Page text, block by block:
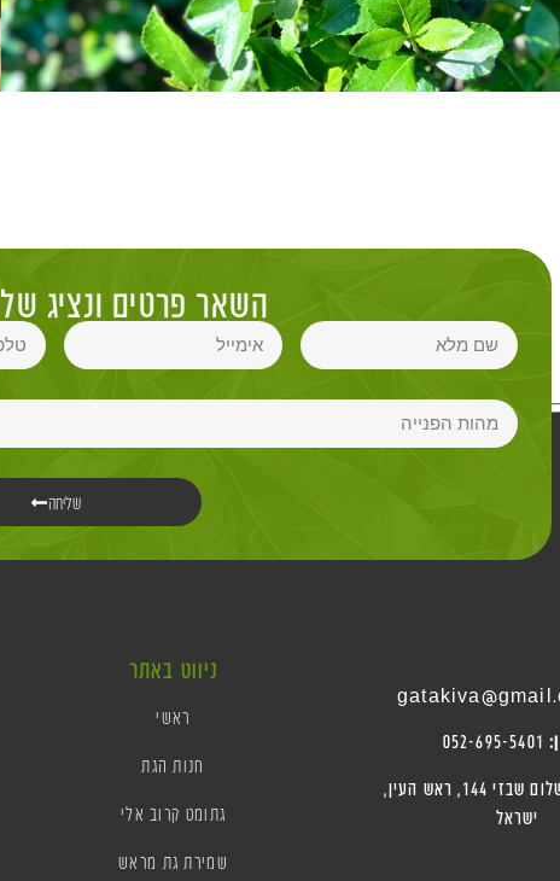
השאר פרטים ונציג
שליחה
052-695-5401
144, ראש העין
ישראל
ניווט באתר
ראשי
חנות הגת
גתומט קרוב אלי
שמירת גת מראש